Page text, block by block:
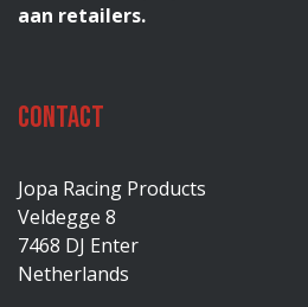
aan retailers.
Contact
Jopa Racing Products
Veldegge 8
7468 DJ Enter
Netherlands